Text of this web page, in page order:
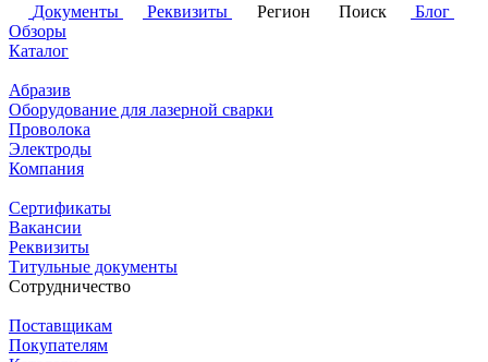
Документы
Реквизиты Регион Поиск
Блог
Обзоры
Каталог
Абразив
Оборудование для лазерной сварки
Проволока
Электроды
Компания
Сертификаты
Вакансии
Реквизиты
Титульные документы
Сотрудничество
Поставщикам
Покупателям